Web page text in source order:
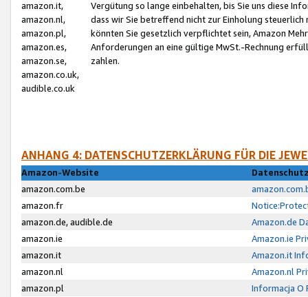
amazon.it,
amazon.nl,
amazon.pl,
amazon.es,
amazon.se,
amazon.co.uk,
audible.co.uk
Vergütung so lange einbehalten, bis Sie uns diese
dass wir Sie betreffend nicht zur Einholung
könnten Sie gesetzlich verpflichtet sein, Amazon
Anforderungen an eine gültige MwSt.-Rechnung
zahlen.
ANHANG 4: DATENSCHUTZERKLÄRUNG FÜR DIE
Amazon-Website
amazon.com.be
amazon.fr
amazon.de, audible.de
Amazon.de
amazon.ie
Amazon.ie
amazon.it
Amazon.it
amazon.nl
Amazon.nl
amazon.pl
Informacja O